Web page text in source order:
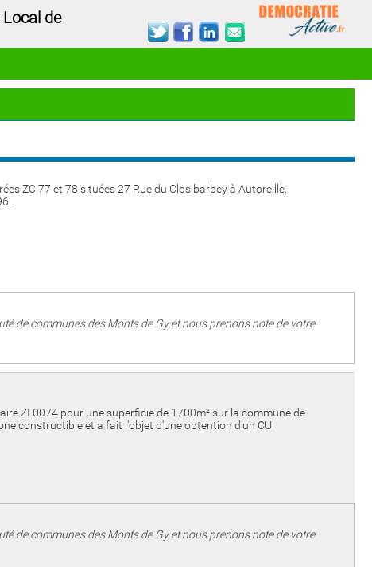
de
ZC 77 et 78 situées 27 Rue du Clos barbey à Autoreille.
de communes des Monts de Gy et nous prenons note de votre
ZI 0074 pour une superficie de 1700m² sur la commune de
constructible et a fait l'objet d'une obtention d'un CU
de communes des Monts de Gy et nous prenons note de votre